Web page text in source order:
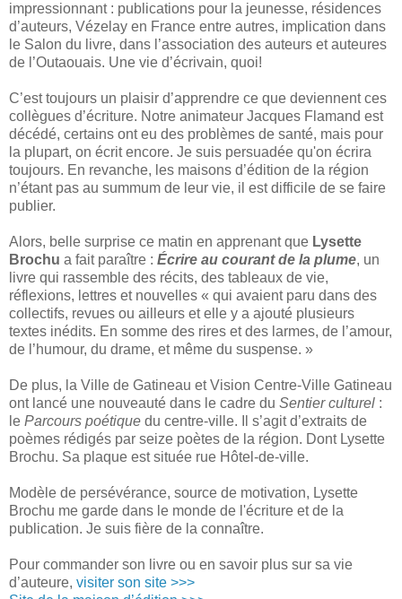
impressionnant : publications pour la jeunesse, résidences
d’auteurs, Vézelay en France entre autres, implication dans
le Salon du livre, dans l’association des auteurs et auteures
de l’Outaouais. Une vie d’écrivain, quoi!
C’est toujours un plaisir d’apprendre ce que deviennent ces
collègues d’écriture. Notre animateur Jacques Flamand est
décédé, certains ont eu des problèmes de santé, mais pour
la plupart, on écrit encore. Je suis persuadée qu'on écrira
toujours. En revanche, les maisons d’édition de la région
n’étant pas au summum de leur vie, il est difficile de se faire
publier.
Alors, belle surprise ce matin en apprenant que Lysette
Brochu a fait paraître : Écrire au courant de la plume, un
livre qui rassemble des récits, des tableaux de vie,
réflexions, lettres et nouvelles « qui avaient paru dans des
collectifs, revues ou ailleurs et elle y a ajouté plusieurs
textes inédits. En somme des rires et des larmes, de l’amour,
de l’humour, du drame, et même du suspense. »
De plus, la Ville de Gatineau et Vision Centre-Ville Gatineau
ont lancé une nouveauté dans le cadre du Sentier culturel :
le Parcours poétique du centre-ville. Il s’agit d’extraits de
poèmes rédigés par seize poètes de la région. Dont Lysette
Brochu. Sa plaque est située rue Hôtel-de-ville.
Modèle de persévérance, source de motivation, Lysette
Brochu me garde dans le monde de l'écriture et de la
publication. Je suis fière de la connaître.
Pour commander son livre ou en savoir plus sur sa vie
d’auteure, visiter son site >>>